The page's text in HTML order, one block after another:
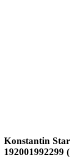
Konstantin
192001992299